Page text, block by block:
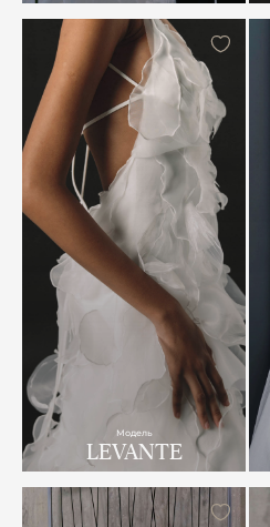
Модель
LEVANTE